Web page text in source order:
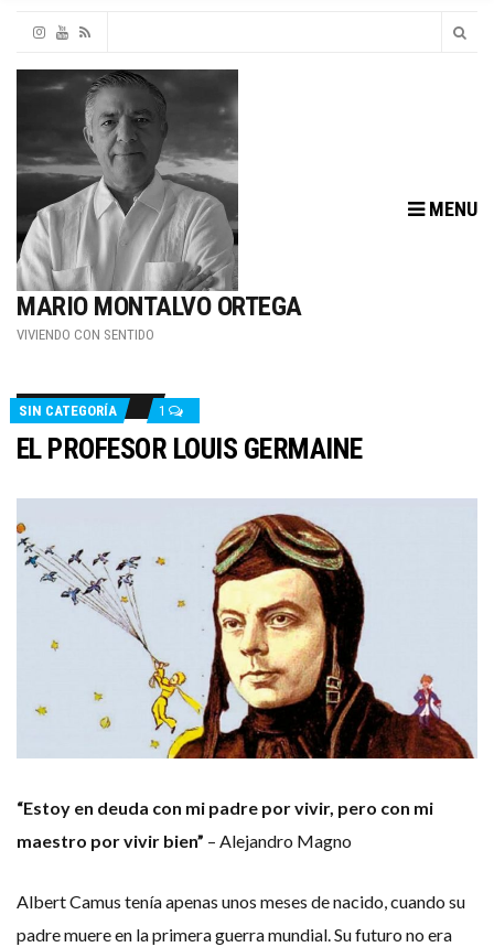
MARIO MONTALVO ORTEGA
VIVIENDO CON SENTIDO
MENU
SIN CATEGORÍA 1
EL PROFESOR LOUIS GERMAINE
“Estoy en deuda con mi padre por vivir, pero con mi
maestro por vivir bien” – Alejandro Magno
Albert Camus tenía apenas unos meses de nacido, cuando su
padre muere en la primera guerra mundial. Su futuro no era